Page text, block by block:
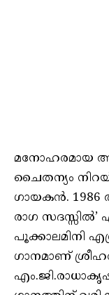
മനോഹരമായ
ചൈതന്യം
ഗായകൻ. 1986
രാഗ സദസ്സിൽ’
പൂക്കാലമിനി
ഗാനമാണ്